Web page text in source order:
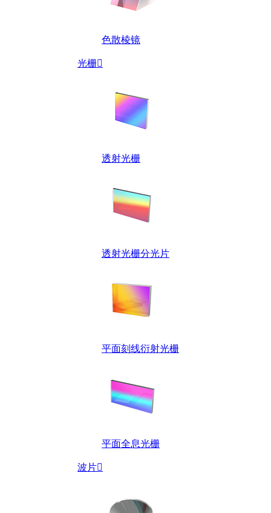
色散棱镜
光栅
透射光栅
透射光栅分光片
平面刻线衍射光栅
平面全息光栅
波片